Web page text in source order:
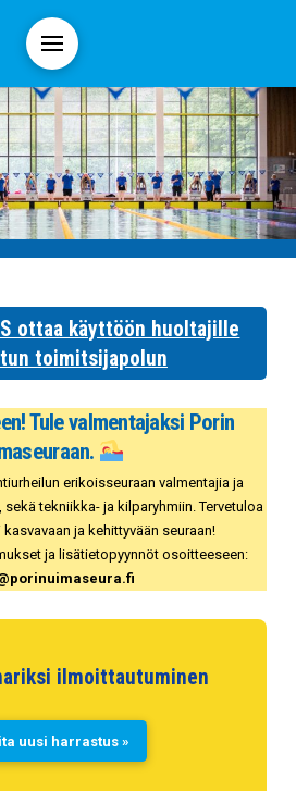
ottaa käyttöön huoltajille
toimitsijapolun
Tule valmentajaksi Porin
erikoisseuraan valmentajia ja
tekniikka- ja kilparyhmiin. Tervetuloa
ja kehittyvään seuraan!
ja lisätietopyynnöt osoitteeseen:
ilmoittautuminen
uusi harrastus »